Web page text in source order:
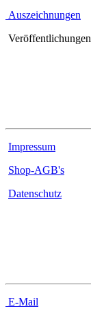
Auszeichnungen
Veröffentlichungen
Impressum
Shop-AGB's
Datenschutz
E-Mail